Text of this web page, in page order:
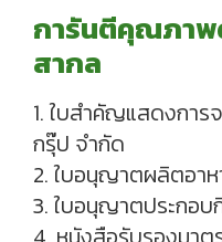
การันตีคุณภาพ
สากล
1. ใบสำคัญแสดงการ
กรุ๊ป จำกัด
2. ใบอนุญาตผลิตอาห
3. ใบอนุญาตประกอบ